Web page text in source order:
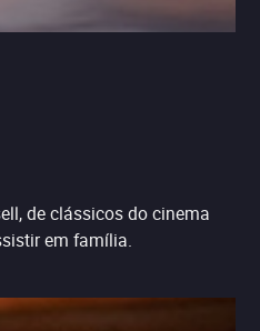
de clássicos do cinema
em família.